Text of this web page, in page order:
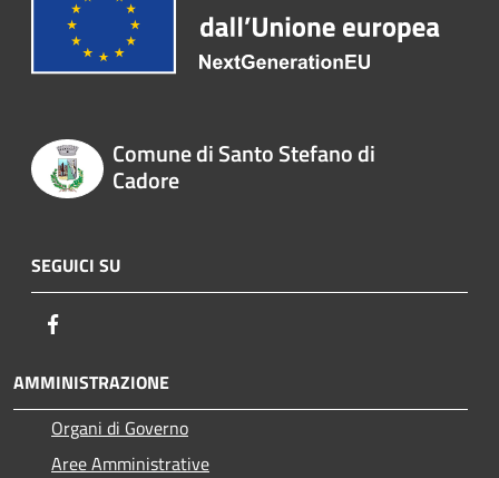
Comune di Santo Stefano di
Cadore
SEGUICI SU
AMMINISTRAZIONE
Organi di Governo
Aree Amministrative